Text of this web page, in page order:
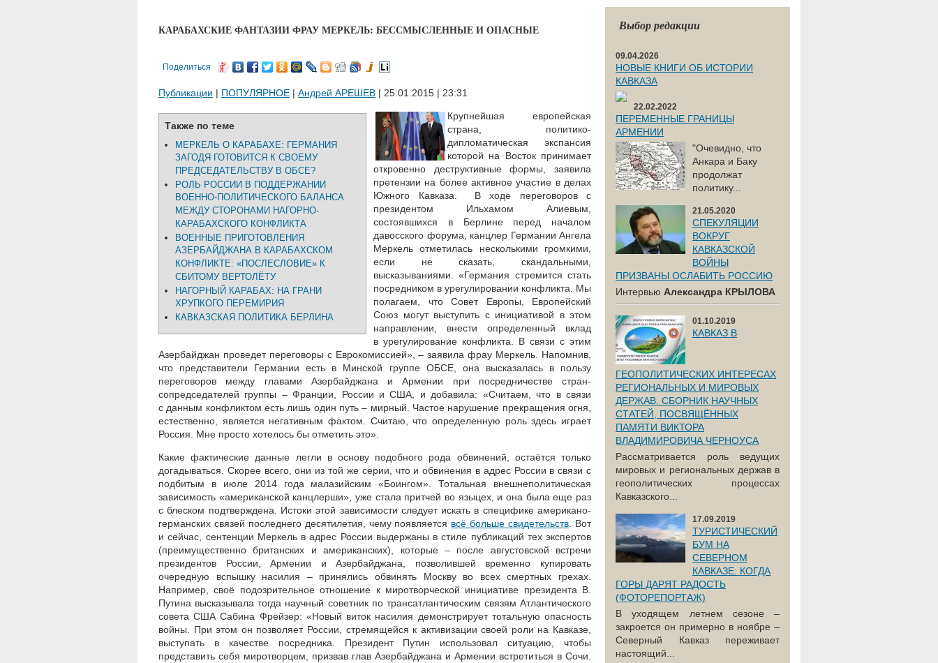
КАРАБАХСКИЕ ФАНТАЗИИ ФРАУ МЕРКЕЛЬ: БЕССМЫСЛЕННЫЕ И ОПАСНЫЕ
Поделиться
Публикации | ПОПУЛЯРНОЕ | Андрей АРЕШЕВ | 25.01.2015 | 23:31
Также по теме
МЕРКЕЛЬ О КАРАБАХЕ: ГЕРМАНИЯ
ЗАГОДЯ ГОТОВИТСЯ К СВОЕМУ
ПРЕДСЕДАТЕЛЬСТВУ В ОБСЕ?
РОЛЬ РОССИИ В ПОДДЕРЖАНИИ
ВОЕННО-ПОЛИТИЧЕСКОГО БАЛАНСА
МЕЖДУ СТОРОНАМИ НАГОРНО-
КАРАБАХСКОГО КОНФЛИКТА
ВОЕННЫЕ ПРИГОТОВЛЕНИЯ
АЗЕРБАЙДЖАНА В КАРАБАХСКОМ
КОНФЛИКТЕ: «ПОСЛЕСЛОВИЕ» К
СБИТОМУ ВЕРТОЛЁТУ
НАГОРНЫЙ КАРАБАХ: НА ГРАНИ
ХРУПКОГО ПЕРЕМИРИЯ
КАВКАЗСКАЯ ПОЛИТИКА БЕРЛИНА
Крупнейшая европейская
страна, политико-
дипломатическая экспансия
которой на Восток принимает
откровенно деструктивные формы, заявила
претензии на более активное участие в делах
Южного Кавказа. В ходе переговоров с
президентом Ильхамом Алиевым,
состоявшихся в Берлине перед началом
давосского форума, канцлер Германии Ангела
Меркель отметилась несколькими громкими,
если не сказать, скандальными,
высказываниями. «Германия стремится стать
посредником в урегулировании конфликта. Мы
полагаем, что Совет Европы, Европейский
Союз могут выступить с инициативой в этом
направлении, внести определенный вклад
в урегулирование конфликта. В связи с этим
Азербайджан проведет переговоры с Еврокомиссией», – заявила фрау Меркель. Напомнив,
что представители Германии есть в Минской группе ОБСЕ, она высказалась в пользу
переговоров между главами Азербайджана и Армении при посредничестве стран-
сопредседателей группы – Франции, России и США, и добавила: «Считаем, что в связи
с данным конфликтом есть лишь один путь – мирный. Частое нарушение прекращения огня,
естественно, является негативным фактом. Считаю, что определенную роль здесь играет
Россия. Мне просто хотелось бы отметить это».
Какие фактические данные легли в основу подобного рода обвинений, остаётся только
догадываться. Скорее всего, они из той же серии, что и обвинения в адрес России в связи с
подбитым в июле 2014 года малазийским «Боингом». Тотальная внешнеполитическая
зависимость «американской канцлерши», уже стала притчей во языцех, и она была еще раз
с блеском подтверждена. Истоки этой зависимости следует искать в специфике американо-
германских связей последнего десятилетия, чему появляется всё больше свидетельств . Вот
и сейчас, сентенции Меркель в адрес России выдержаны в стиле публикаций тех экспертов
(преимущественно британских и американских), которые – после августовской встречи
президентов России, Армении и Азербайджана, позволившей временно купировать
очередную вспышку насилия – принялись обвинять Москву во всех смертных грехах.
Например, своё подозрительное отношение к миротворческой инициативе президента В.
Путина высказывала тогда научный советник по трансатлантическим связям Атлантического
совета США Сабина Фрейзер: «Новый виток насилия демонстрирует тотальную опасность
войны. При этом он позволяет России, стремящейся к активизации своей роли на Кавказе,
выступать в качестве посредника. Президент Путин использовал ситуацию, чтобы
представить себя миротворцем, призвав глав Азербайджана и Армении встретиться в Сочи.
Выбор редакции
09.04.2026
НОВЫЕ КНИГИ ОБ ИСТОРИИ
КАВКАЗА
22.02.2022
ПЕРЕМЕННЫЕ ГРАНИЦЫ
АРМЕНИИ
"Очевидно, что
Анкара и Баку
продолжат
политику...
21.05.2020
СПЕКУЛЯЦИИ
ВОКРУГ
КАВКАЗСКОЙ
ВОЙНЫ
ПРИЗВАНЫ ОСЛАБИТЬ РОССИЮ
Интервью Александра КРЫЛОВА
01.10.2019
КАВКАЗ В
ГЕОПОЛИТИЧЕСКИХ ИНТЕРЕСАХ
РЕГИОНАЛЬНЫХ И МИРОВЫХ
ДЕРЖАВ. СБОРНИК НАУЧНЫХ
СТАТЕЙ, ПОСВЯЩЁННЫХ
ПАМЯТИ ВИКТОРА
ВЛАДИМИРОВИЧА ЧЕРНОУСА
Рассматривается роль ведущих
мировых и региональных держав в
геополитических процессах
Кавказского...
17.09.2019
ТУРИСТИЧЕСКИЙ
БУМ НА
СЕВЕРНОМ
КАВКАЗЕ: КОГДА
ГОРЫ ДАРЯТ РАДОСТЬ
(ФОТОРЕПОРТАЖ)
В уходящем летнем сезоне –
закроется он примерно в ноябре –
Северный Кавказ переживает
настоящий...